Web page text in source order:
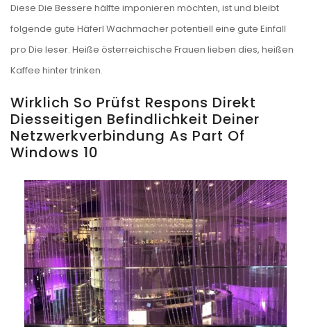
Diese Die Bessere hälfte imponieren möchten, ist und bleibt
folgende gute Häferl Wachmacher potentiell eine gute Einfall
pro Die leser. Heiße österreichische Frauen lieben dies, heißen
Kaffee hinter trinken.
Wirklich So Prüfst Respons Direkt
Diesseitigen Befindlichkeit Deiner
Netzwerkverbindung As Part Of
Windows 10